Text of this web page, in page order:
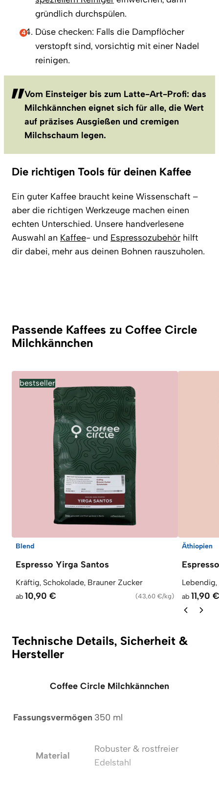
gründlich durchspülen.
Düse checken: Falls die Dampflöcher
verstopft sind, vorsichtig mit einer Nadel
reinigen.
Vom Einsteiger bis zum Latte-Art-Profi: das
Milchkännchen eignet sich für alle, die Wert
auf präzises Ausgießen und cremigen
Milchschaum legen.
Die richtigen Tools für deinen Kaffee
Ein guter Kaffee braucht keine Wissenschaft –
aber die richtigen Werkzeuge machen einen
echten Unterschied. Unsere handverlesene
Auswahl an Kaffee- und Espressozubehör hilft
dir dabei, mehr aus deinen Bohnen rauszuholen.
Passende Kaffees zu Coffee Circle
Milchkännchen
bestseller
Blend
Espresso Yirga Santos
Kräftig, Schokolade, Brauner Zucker
ab 10,90 € (43,60 €/kg)
Äthiopien
Lebendig,
ab 11,90 €
Technische Details, Sicherheit &
Hersteller
Coffee Circle Milchkännchen
Fassungsvermögen 350 ml
Material
Robuster & rostfreier
Edelstahl